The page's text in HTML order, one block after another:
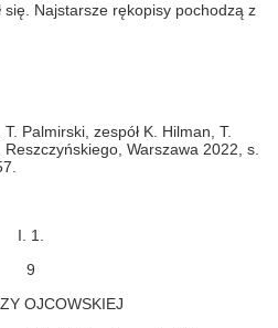
się. Najstarsze rękopisy pochodzą z
T. Palmirski, zespół K. Hilman, T.
Warszawa 2022, s.
I. 1.
9
OJCOWSKIEJ